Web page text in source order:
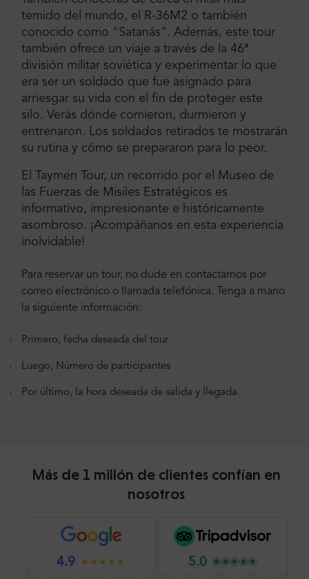
temido del mundo, el R-36M2 o también
conocido como "Satanás". Además, este tour
también ofrece un viaje a través de la 46ª
división militar soviética y experimentar lo que
era ser un soldado que fue asignado para
arriesgar su vida con el fin de proteger este
silo. Verás dónde comieron, durmieron y
entrenaron. Los soldados retirados te mostrarán
su rutina y cómo se prepararon para lo peor.
El Taymen Tour, un recorrido por el Museo de
las Fuerzas de Misiles Estratégicos es
informativo, impresionante e históricamente
asombroso. ¡Acompáñanos en esta experiencia
inolvidable!
Para reservar un tour, no dude en contactarnos por
correo electrónico o llamada telefónica. Tenga a mano
la siguiente información:
Primero, fecha deseada del tour
Luego, Número de participantes
Por último, la hora deseada de salida y llegada
Más de 1 millón de clientes confían en
nosotros
4.9 5.0